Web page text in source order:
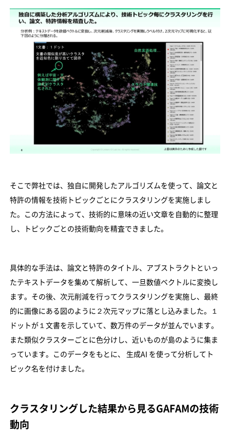
そこで弊社では、独自に開発したアルゴリズムを使って、論文と
特許の情報を技術トピックごとにクラスタリングを実施しまし
た。この方法によって、技術的に意味の近い文章を自動的に整理
し、トピックごとの技術動向を精査できました。
具体的な手法は、論文と特許のタイトル、アブストラクトといっ
たテキストデータを集めて解析して、一旦数値ベクトルに変換し
ます。その後、次元削減を行ってクラスタリングを実施し、最終
的に画像にある図のように２次元マップに落とし込みました。１
ドットが１文書を示していて、数万件のデータが並んでいます。
また類似クラスターごとに色分けし、近いものが島のように集ま
っています。このデータをもとに、 生成AI を使って分析してト
ピック名を付けました。
クラスタリングした結果から見るGAFAMの技術
動向